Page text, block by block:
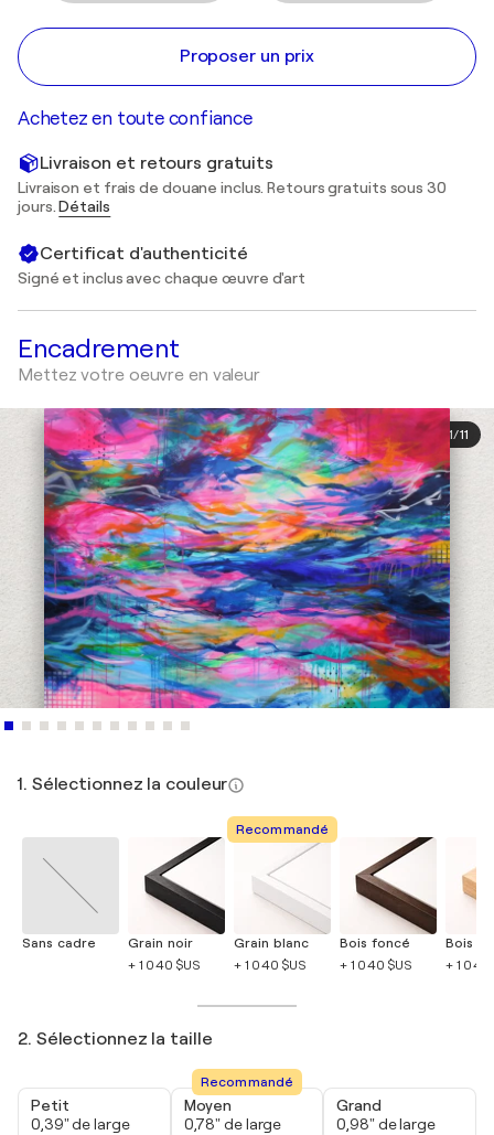
Proposer un prix
Achetez en toute confiance
Livraison et retours gratuits
Livraison et frais de douane inclus. Retours gratuits sous 30
jours.Détails
Certificat d'authenticité
Signé et inclus avec chaque œuvre d'art
Encadrement
Mettez votre oeuvre en valeur
1/11
1. Sélectionnez la couleur
Sans cadre
Grain noir
+ 1 040 $US
Recommandé
Grain blanc
+ 1 040 $US
Bois foncé
+ 1 040 $US
Bois
+ 1 040
2. Sélectionnez la taille
Petit
0,39" de large
Recommandé
Moyen
0,78" de large
Grand
0,98" de large